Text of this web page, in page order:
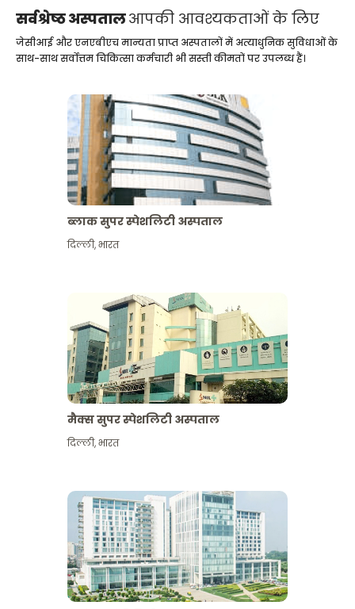
सर्वश्रेष्ठ अस्पतालआपकी आवश्यकताओं के लिए
जेसीआई और एनएबीएच मान्यता प्राप्त अस्पतालों में अत्याधुनिक सुविधाओं के
साथ-साथ सर्वोत्तम चिकित्सा कर्मचारी भी सस्ती कीमतों पर उपलब्ध हैं।
ब्लाक सुपर स्पेशलिटी अस्पताल
दिल्ली,भारत
मैक्स सुपर स्पेशलिटी अस्पताल
दिल्ली,भारत